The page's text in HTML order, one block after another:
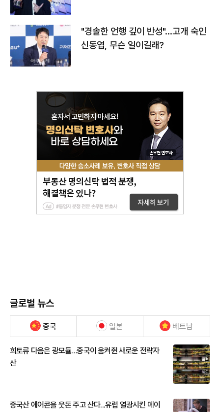
"경솔한 언행 깊이 반성"…고개 숙인
신동엽, 무슨 일이길래?
글로벌 뉴스
중국 일본 베트남
희토류 다음은 광모듈…중국이 움켜쥔 새로운 전략자
산
중국산 에어콘을 웃돈 주고 산다...유럽 열광시킨 메이